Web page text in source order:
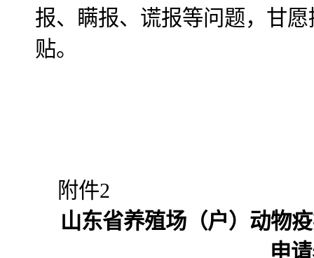
报、瞒报、谎报等问题，甘
贴。
附件2
山东省养殖场（户）动物
申